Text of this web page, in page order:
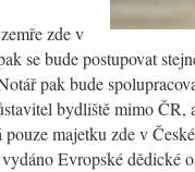
zde v
se bude postupovat
pak bude
bydliště mimo ČR,
majetku zde v
Evropské dědické